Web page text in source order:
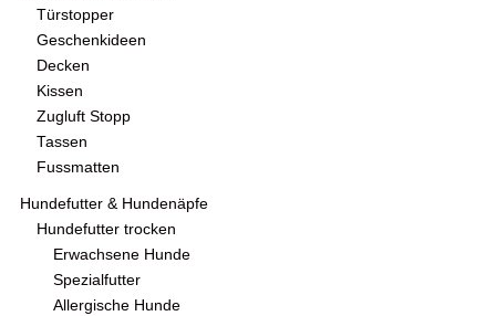
Türstopper
Geschenkideen
Decken
Kissen
Zugluft Stopp
Tassen
Fussmatten
Hundefutter & Hundenäpfe
Hundefutter trocken
Erwachsene Hunde
Spezialfutter
Allergische Hunde